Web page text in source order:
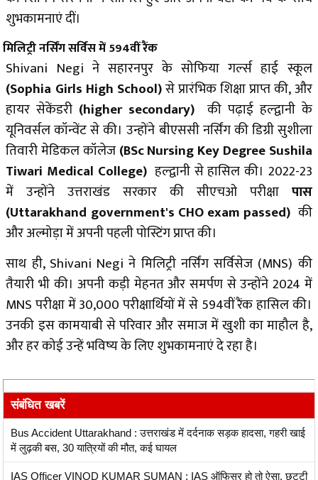
शुभकामनाएं दीं।
मिलिट्री नर्सिंग सर्विस में 594वीं रैंक
Shivani Negi ने सहारनपुर के सोफिया गर्ल्स हाई स्कूल
(Sophia Girls High School)से प्रारंभिक शिक्षा प्राप्त की, और
हायर सेकेंडरी (higher secondary) की पढ़ाई हल्द्वानी के
यूनिवर्सल कॉन्वेंट से की। उन्होंने बीएससी नर्सिंग की डिग्री सुशीला
तिवारी मेडिकल कॉलेज(BSc Nursing Key Degree Sushila
Tiwari Medical College) हल्द्वानी से हासिल की। 2022-23
में उन्होंने उत्तराखंड सरकार की सीएचओ परीक्षा पास
(Uttarakhand government's CHO exam passed) की
और अल्मोड़ा में अपनी पहली पोस्टिंग प्राप्त की।
साथ ही, Shivani Negi ने मिलिट्री नर्सिंग सर्विसेज (MNS) की
तैयारी भी की। अपनी कड़ी मेहनत और समर्पण से उन्होंने 2024 में
MNS परीक्षा में 30,000 परीक्षार्थियों में से 594वीं रैंक हासिल की।
उनकी इस कामयाबी से परिवार और समाज में खुशी का माहौल है,
और हर कोई उन्हें भविष्य के लिए शुभकामनाएं दे रहा है।
संबंधित खबरें
Bus Accident Uttarakhand : उत्तराखंड में दर्दनाक सड़क हादसा, गहरी खाई
में लुढ़की बस, 30 यात्रियों की मौत, कई घायल
IAS Officer VINOD KUMAR SUMAN : IAS ऑफिसर हो तो ऐसा, छुट्टी